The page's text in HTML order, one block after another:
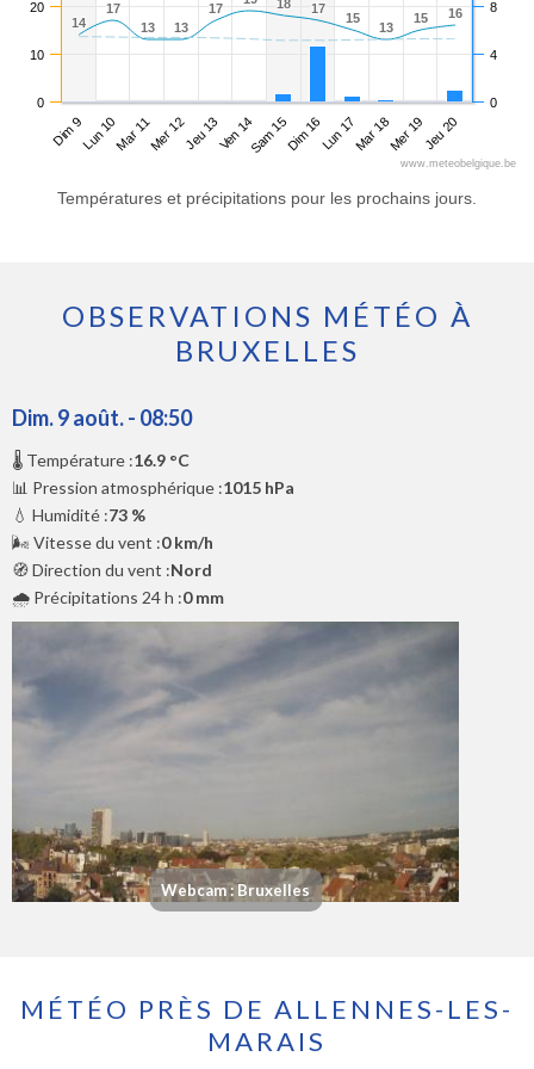
14
14
17
17
13
13 13
13
17
17 18
18 17
17
15
15
13
13
15
15 16
16
Dim 9Lun 10Mar 11Mer 12Jeu 13Ven 14Sam 15Dim 16Lun 17Mar 18Mer 19Jeu 20
0
10
20
0
4
8
www.meteobelgique.be
Températures et précipitations pour les prochains jours.
OBSERVATIONS MÉTÉO À
BRUXELLES
Dim. 9 août. - 08:50
🌡️ Température :16.9 °C
📊 Pression atmosphérique :1015 hPa
💧 Humidité :73 %
🌬️ Vitesse du vent :0 km/h
🧭 Direction du vent :Nord
🌧️ Précipitations 24 h :0 mm
Webcam : Bruxelles
MÉTÉO PRÈS DE ALLENNES-LES-
MARAIS